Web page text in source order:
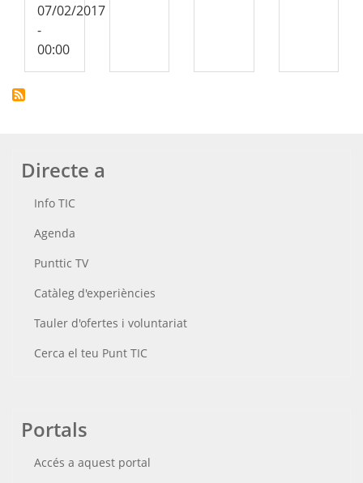
07/02/2017
-
00:00
Directe a
Info TIC
Agenda
Punttic TV
Catàleg d'experiències
Tauler d'ofertes i voluntariat
Cerca el teu Punt TIC
Portals
Accés a aquest portal